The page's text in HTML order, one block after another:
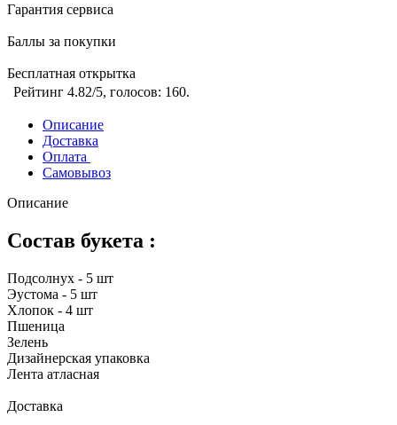
Гарантия сервиса
Баллы за покупки
Бесплатная открытка
Рейтинг 4.82/5, голосов: 160.
Описание
Доставка
Оплата
Самовывоз
Описание
Состав букета :
Подсолнух - 5 шт
Эустома - 5 шт
Хлопок - 4 шт
Пшеница
Зелень
Дизайнерская упаковка
Лента атласная
Доставка